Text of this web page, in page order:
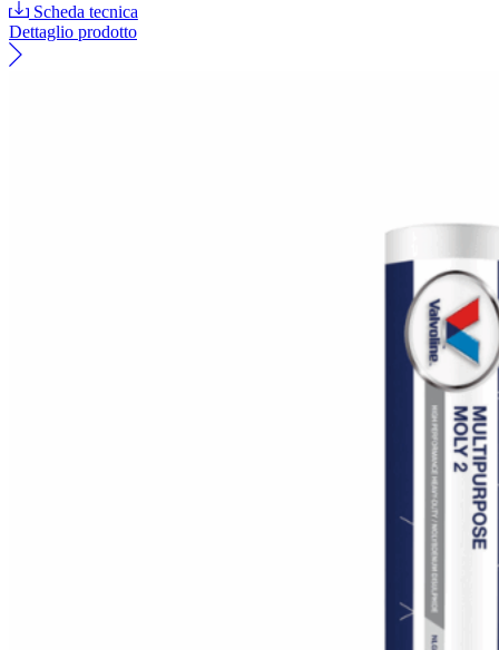
Scheda tecnica
Dettaglio prodotto